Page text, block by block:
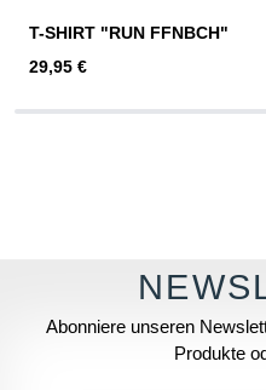
T-SHIRT "RUN FFNBCH"
Regulärer Preis:
29,95 €
Abonniere unseren
Produkte